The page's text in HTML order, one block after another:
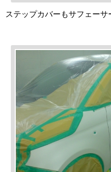
ステップカバーもサフェーサ